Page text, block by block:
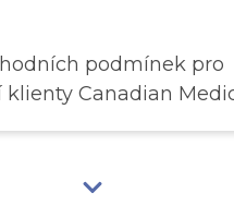
podmínek pro
Canadian